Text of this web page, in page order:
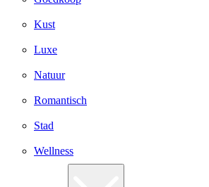
Kust
Luxe
Natuur
Romantisch
Stad
Wellness